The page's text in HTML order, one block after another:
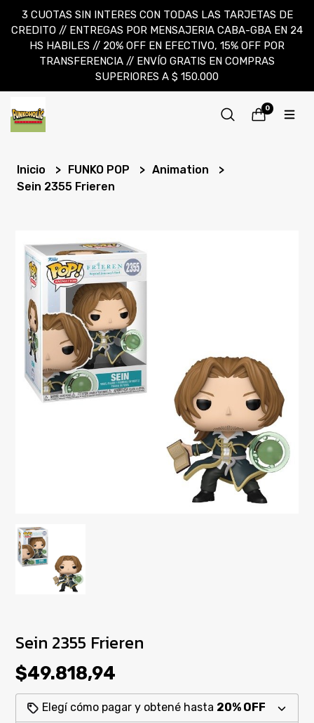
3 CUOTAS SIN INTERES CON TODAS LAS TARJETAS DE
CREDITO // ENTREGAS POR MENSAJERIA CABA-GBA EN 24
HS HABILES // 20% OFF EN EFECTIVO, 15% OFF POR
TRANSFERENCIA // ENVÍO GRATIS EN COMPRAS
SUPERIORES A $ 150.000
0
Inicio FUNKO POP
Animation
Sein 2355 Frieren
Sein 2355 Frieren
$49.818,94
Elegí cómo pagar y obtené hasta 20% OFF